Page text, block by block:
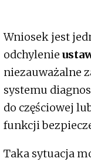
Wniosek jest
odchylenie
niezauważalne
systemu
do częściowej
funkcji
Taka sytuacja